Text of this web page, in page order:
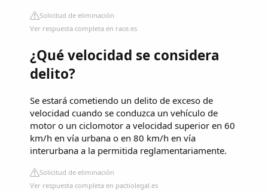
Solicitud de eliminación
Ver respuesta completa en race.es
¿Qué velocidad se considera
delito?
Se estará cometiendo un delito de exceso de
velocidad cuando se conduzca un vehículo de
motor o un ciclomotor a velocidad superior en 60
km/h en vía urbana o en 80 km/h en vía
interurbana a la permitida reglamentariamente.
Solicitud de eliminación
Ver respuesta completa en pactiolegal.es